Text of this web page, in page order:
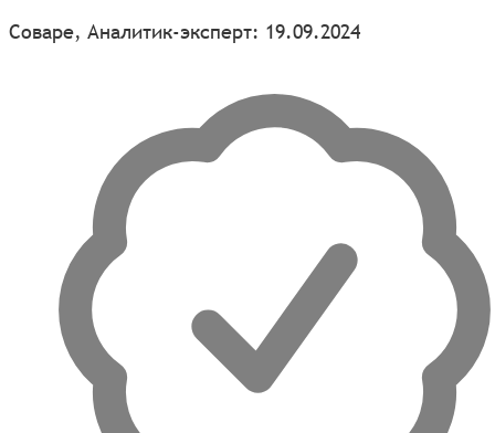
Соваре, Аналитик-эксперт: 19.09.2024